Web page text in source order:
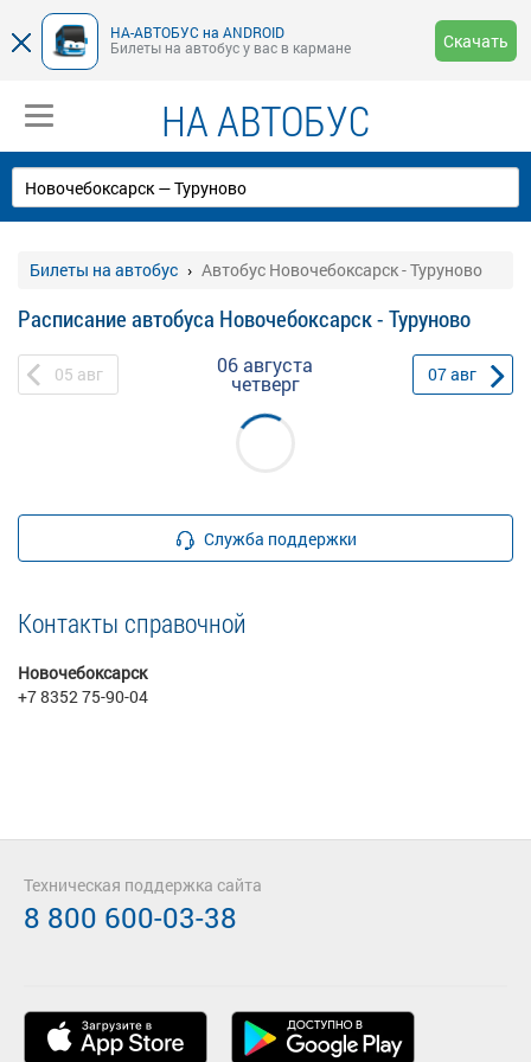
НА-АВТОБУС на ANDROID
Билеты на автобус у вас в кармане
Скачать
НА АВТОБУС
Билеты на автобус Автобус Новочебоксарск - Туруново
Расписание автобуса Новочебоксарск - Туруново
05 авг 06 августа
четверг 07авг
Служба поддержки
Контакты справочной
Новочебоксарск
+7 8352 75-90-04
Техническая поддержка сайта
8 800 600-03-38